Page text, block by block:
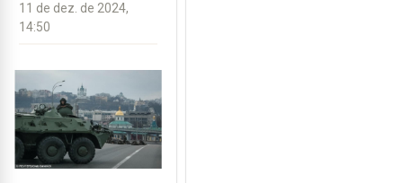
11 de dez. de 2024,
14:50